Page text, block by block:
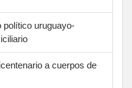
político uruguayo-
a cuerpos de